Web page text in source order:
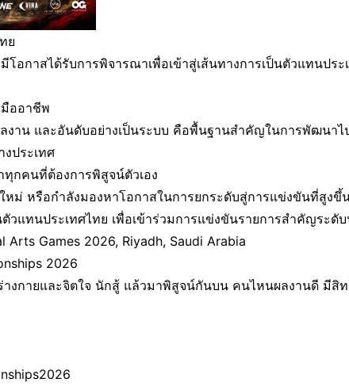
ย
อกาสได้รับการพิจารณาเพื่อเข้าสู่เส้นทางการเป็นตัวแทนประ
ออาชีพ
งาน และอันดับอย่างเป็นระบบ คือพื้นฐานสำคัญในการพัฒนาไ
ประเทศ
กคนที่ต้องการพิสูจน์ตัวเอง
ม่ หรือกำลังมองหาโอกาสในการยกระดับสู่การแข่งขันที่สูงขึ้
วแทนประเทศไทย เพื่อเข้าร่วมการแข่งขันรายการสำคัญระดั
Arts Games 2026, Riyadh, Saudi Arabia
2026
างกายและจิตใจ นักสู้ แล้วมาพิสูจน์กันบน คนไหนผลงานดี มีสิท